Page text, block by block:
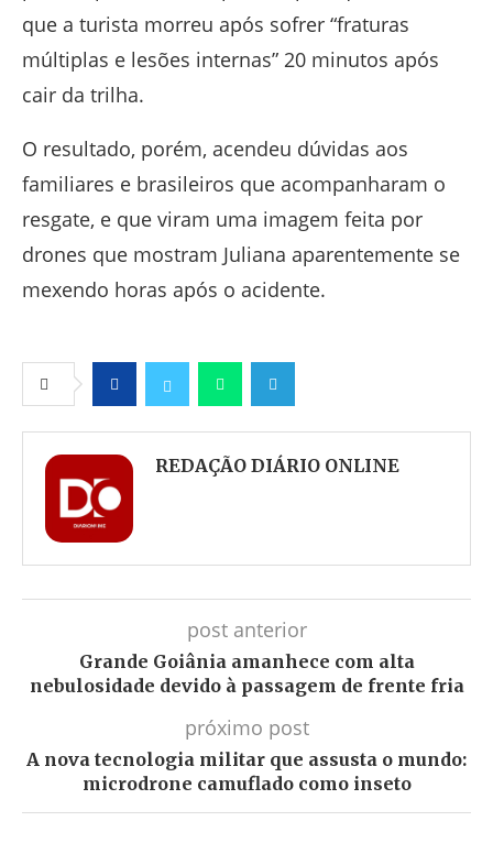
que a turista morreu após sofrer “fraturas
múltiplas e lesões internas” 20 minutos após
cair da trilha.
O resultado, porém, acendeu dúvidas aos
familiares e brasileiros que acompanharam o
resgate, e que viram uma imagem feita por
drones que mostram Juliana aparentemente se
mexendo horas após o acidente.
FacebookTwitter WhatsappTelegram
REDAÇÃO DIÁRIO ONLINE
post anterior
Grande Goiânia amanhece com alta
nebulosidade devido à passagem de frente fria
próximo post
A nova tecnologia militar que assusta o mundo:
microdrone camuflado como inseto